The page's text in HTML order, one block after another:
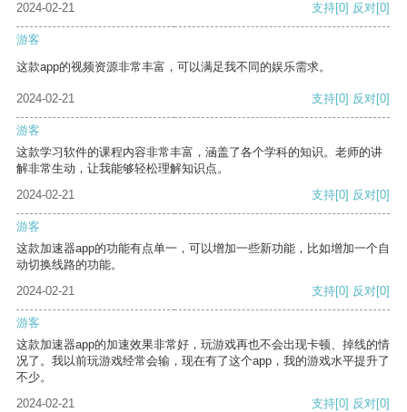
2024-02-21 支持[0] 反对[0]
游客
这款app的视频资源非常丰富，可以满足我不同的娱乐需求。
2024-02-21 支持[0] 反对[0]
游客
这款学习软件的课程内容非常丰富，涵盖了各个学科的知识。老师的讲
解非常生动，让我能够轻松理解知识点。
2024-02-21
支持[0] 反对[0]
游客
这款加速器app的功能有点单一，可以增加一些新功能，比如增加一个自
动切换线路的功能。
2024-02-21
支持[0] 反对[0]
游客
这款加速器app的加速效果非常好，玩游戏再也不会出现卡顿、掉线的情
况了。我以前玩游戏经常会输，现在有了这个app，我的游戏水平提升了
不少。
2024-02-21
支持[0] 反对[0]